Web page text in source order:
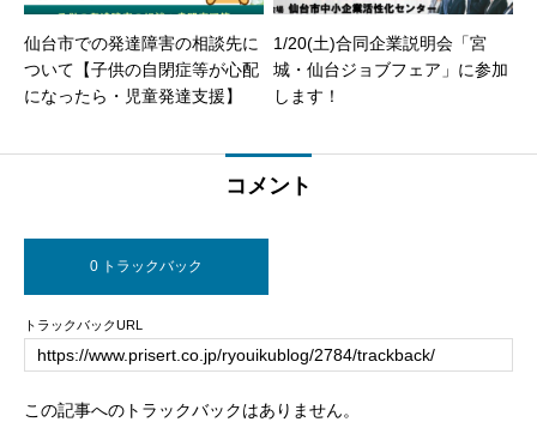
仙台市での発達障害の相談先に
ついて【子供の自閉症等が心配
になったら・児童発達支援】
1/20(土)合同企業説明会「宮
城・仙台ジョブフェア」に参加
します！
コメント
0 トラックバック
トラックバックURL
この記事へのトラックバックはありません。